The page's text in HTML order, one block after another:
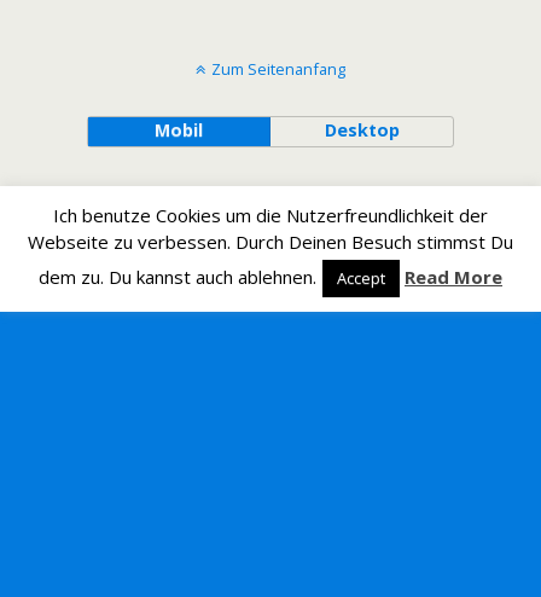
Zum Seitenanfang
Mobil Desktop
Ich benutze Cookies um die Nutzerfreundlichkeit der
Webseite zu verbessen. Durch Deinen Besuch stimmst Du
dem zu. Du kannst auch ablehnen.
Accept Read More